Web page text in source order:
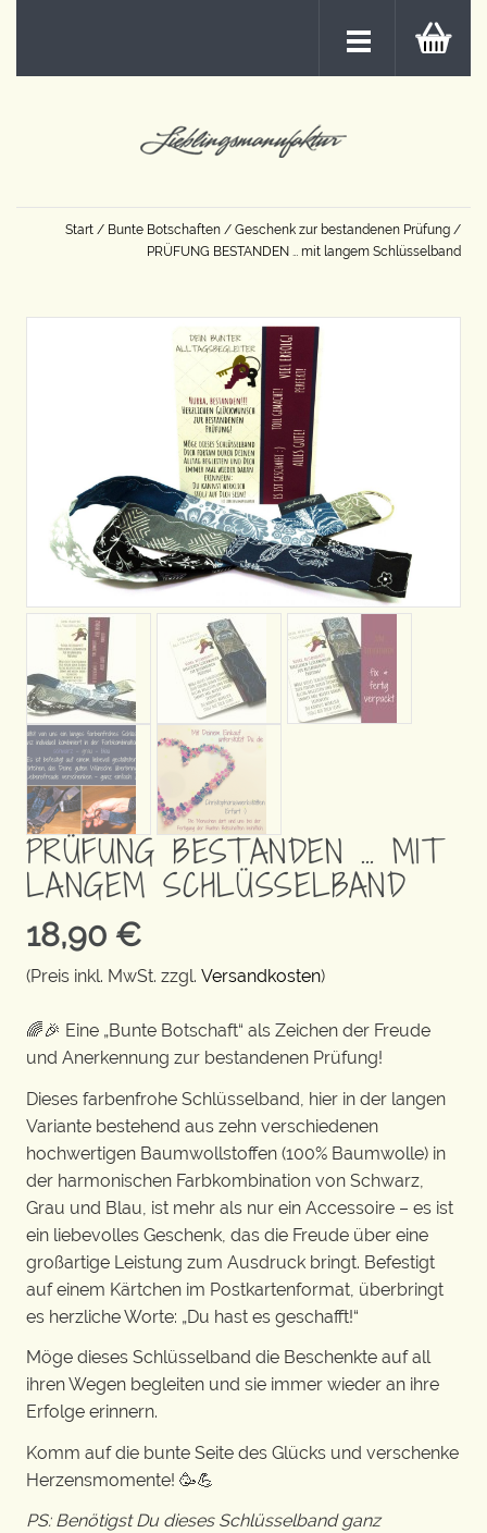
Start / Bunte Botschaften / Geschenk zur bestandenen Prüfung /
PRÜFUNG BESTANDEN … mit langem Schlüsselband
PRÜFUNG BESTANDEN … MIT
LANGEM SCHLÜSSELBAND
18,90 €
(Preis inkl. MwSt. zzgl. Versandkosten)
🌈🎉 Eine „Bunte Botschaft“ als Zeichen der Freude
und Anerkennung zur bestandenen Prüfung!
Dieses farbenfrohe Schlüsselband, hier in der langen
Variante bestehend aus zehn verschiedenen
hochwertigen Baumwollstoffen (100% Baumwolle) in
der harmonischen Farbkombination von Schwarz,
Grau und Blau, ist mehr als nur ein Accessoire – es ist
ein liebevolles Geschenk, das die Freude über eine
großartige Leistung zum Ausdruck bringt. Befestigt
auf einem Kärtchen im Postkartenformat, überbringt
es herzliche Worte: „Du hast es geschafft!“
Möge dieses Schlüsselband die Beschenkte auf all
ihren Wegen begleiten und sie immer wieder an ihre
Erfolge erinnern.
Komm auf die bunte Seite des Glücks und verschenke
Herzensmomente! 🥳💪
PS: Benötigst Du dieses Schlüsselband ganz